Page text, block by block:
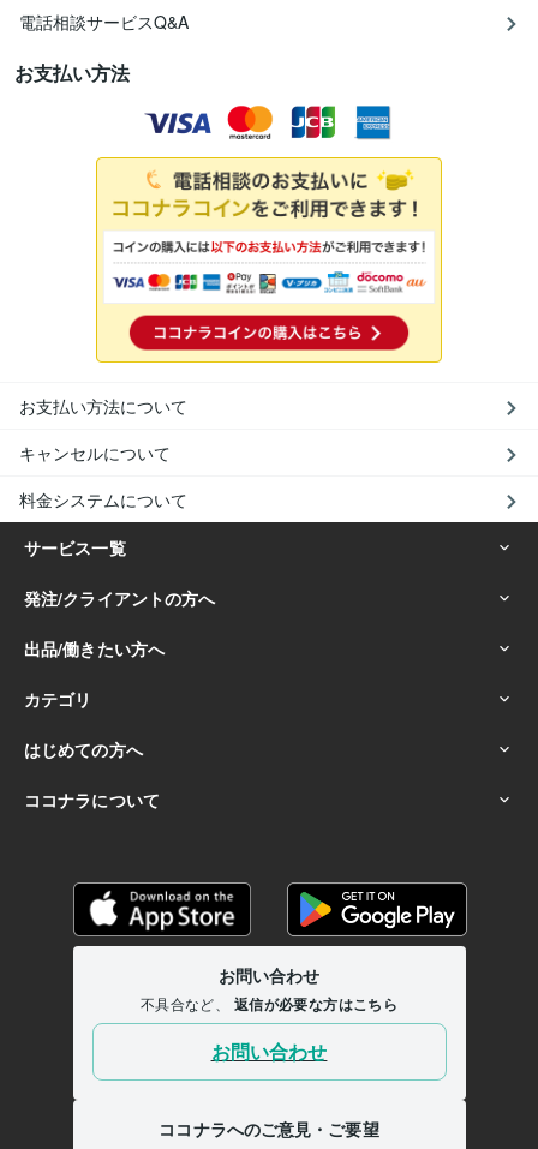
電話相談サービスQ&A
お支払い方法
お支払い方法について
キャンセルについて
料金システムについて